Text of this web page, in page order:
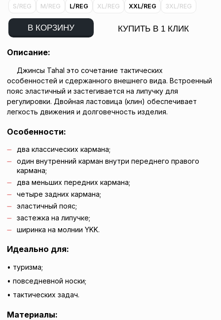
S/REG M/REG L/REG XL/REG XXL/REG 3XL/REG
В КОРЗИНУ КУПИТЬ В 1 КЛИК
Описание:
Джинсы Tahal это сочетание тактических
особенностей и сдержанного внешнего вида. Встроенный
пояс эластичный и застегивается на липучку для
регулировки. Двойная ластовица (клин) обеспечивает
легкость движения и долговечность изделия.
Особенности:
два классических кармана;
один внутренний карман внутри переднего правого
кармана;
два меньших передних кармана;
четыре задних кармана;
эластичный пояс;
застежка на липучке;
ширинка на молнии YKK.
Идеально для:
• туризма;
• повседневной носки;
• тактических задач.
Материалы: